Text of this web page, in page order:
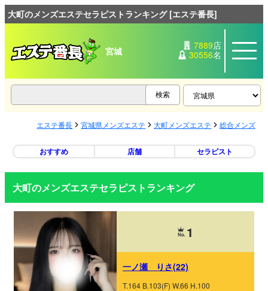
大町のメンズエステセラピストランキング [エステ番長]
宮城 7889店
30556名
エステ番長 宮城県メンズエステ 大町メンズエステ 総合メンズエ
おすすめ 店舗 セラピスト
大町のメンズエステセラピストランキング
1
一ノ瀬 りさ(22)
T.164 B.103(F) W.66 H.100